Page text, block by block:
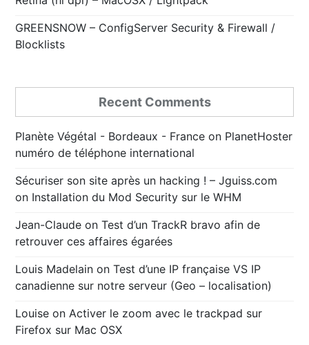
GREENSNOW – ConfigServer Security & Firewall /
Blocklists
Recent Comments
Planète Végétal - Bordeaux - France on PlanetHoster
numéro de téléphone international
Sécuriser son site après un hacking ! – Jguiss.com
on Installation du Mod Security sur le WHM
Jean-Claude onTest d’un TrackR bravo afin de
retrouver ces affaires égarées
Louis Madelain onTest d’une IP française VS IP
canadienne sur notre serveur (Geo – localisation)
Louise on Activer le zoom avec le trackpad sur
Firefox sur Mac OSX